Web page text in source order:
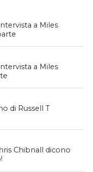
a Miles
a Miles
di Russell T
Chibnall dicono